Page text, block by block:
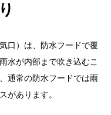
口）は、防水フードで覆
水が内部まで吹き込むこ
通常の防水フードでは雨
があります。